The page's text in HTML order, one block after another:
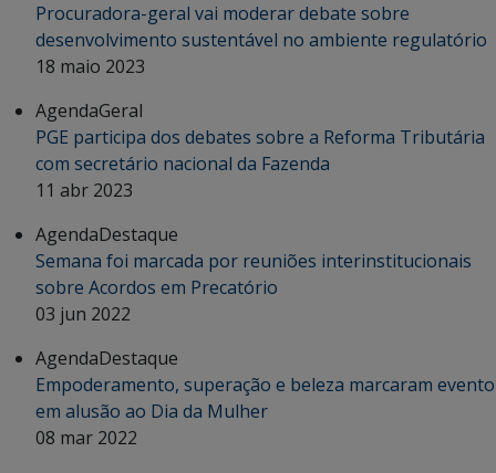
Procuradora-geral vai moderar debate sobre
desenvolvimento sustentável no ambiente regulatório
18 maio 2023
AgendaGeral
PGE participa dos debates sobre a Reforma Tributária
com secretário nacional da Fazenda
11 abr 2023
AgendaDestaque
Semana foi marcada por reuniões interinstitucionais
sobre Acordos em Precatório
03 jun 2022
AgendaDestaque
Empoderamento, superação e beleza marcaram evento
em alusão ao Dia da Mulher
08 mar 2022